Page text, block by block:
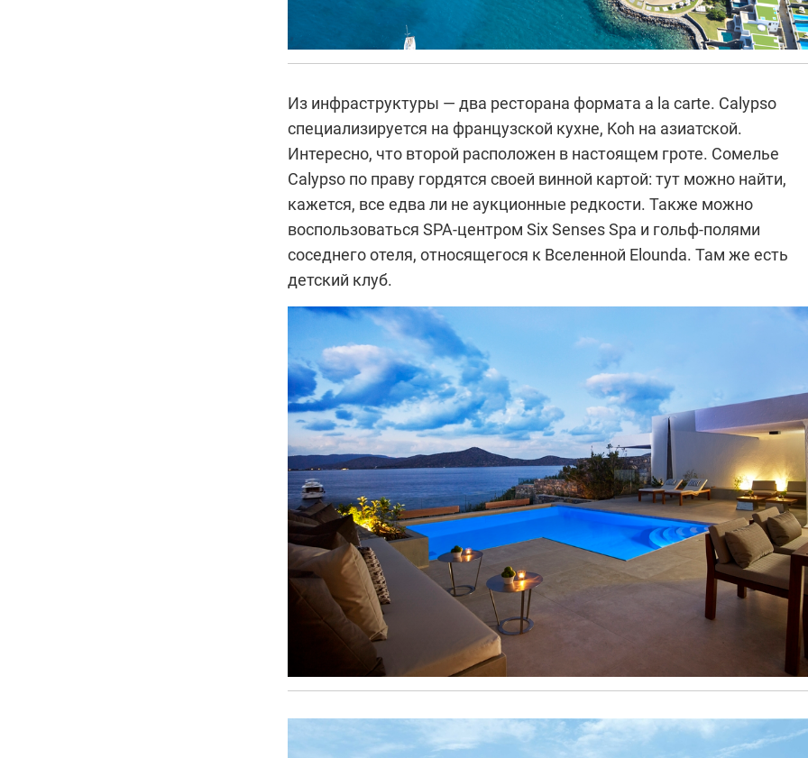
Из инфраструктуры — два ресторана формата a la carte. Calypso
специализируется на французской кухне, Koh на азиатской.
Интересно, что второй расположен в настоящем гроте. Сомелье
Calypso по праву гордятся своей винной картой: тут можно найти,
кажется, все едва ли не аукционные редкости. Также можно
воспользоваться SPA-центром Six Senses Spa и гольф-полями
соседнего отеля, относящегося к Вселенной Elounda. Там же есть
детский клуб.